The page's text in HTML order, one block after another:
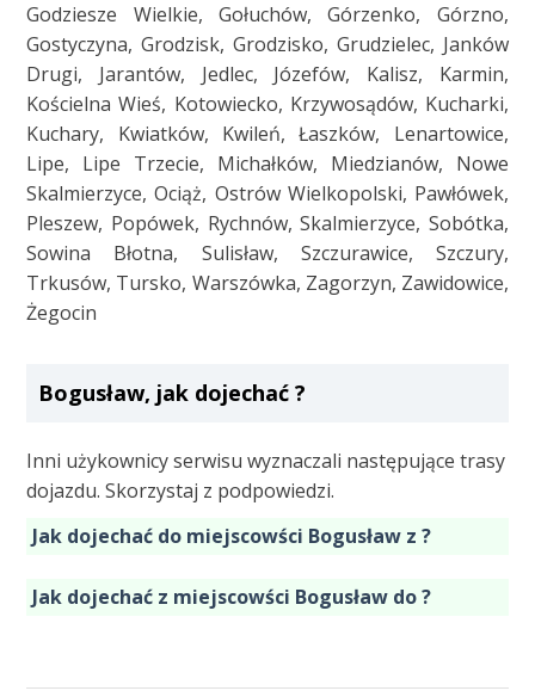
Godziesze Wielkie, Gołuchów, Górzenko, Górzno,
Gostyczyna, Grodzisk, Grodzisko, Grudzielec, Janków
Drugi, Jarantów, Jedlec, Józefów, Kalisz, Karmin,
Kościelna Wieś, Kotowiecko, Krzywosądów, Kucharki,
Kuchary, Kwiatków, Kwileń, Łaszków, Lenartowice,
Lipe, Lipe Trzecie, Michałków, Miedzianów, Nowe
Skalmierzyce, Ociąż, Ostrów Wielkopolski, Pawłówek,
Pleszew, Popówek, Rychnów, Skalmierzyce, Sobótka,
Sowina Błotna, Sulisław, Szczurawice, Szczury,
Trkusów, Tursko, Warszówka, Zagorzyn, Zawidowice,
Żegocin
Bogusław, jak dojechać ?
Inni użykownicy serwisu wyznaczali następujące trasy
dojazdu. Skorzystaj z podpowiedzi.
Jak dojechać do miejscowści Bogusław z ?
Jak dojechać z miejscowści Bogusław do ?